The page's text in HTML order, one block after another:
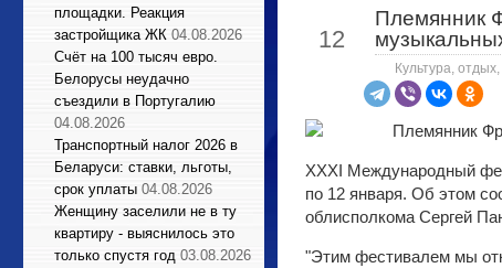
площадки. Реакция
застройщика ЖК 04.08.2026
Счёт на 100 тысяч евро.
Белорусы неудачно
съездили в Португалию
04.08.2026
Транспортный налог 2026 в
Беларуси: ставки, льготы,
срок уплаты 04.08.2026
Женщину заселили не в ту
квартиру - выяснилось это
только спустя год 03.08.2026
12
Племянник
Культура,
XXXI Международный
по 12 января. Об этом
облисполкома Сергей
"Этим фестивалем мы